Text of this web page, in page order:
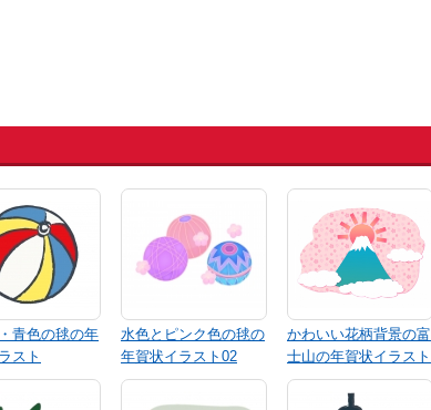
青色の毬の年
スト
水色とピンク色の毬の
年賀状イラスト02
かわいい花柄背景の富
士山の年賀状イラスト